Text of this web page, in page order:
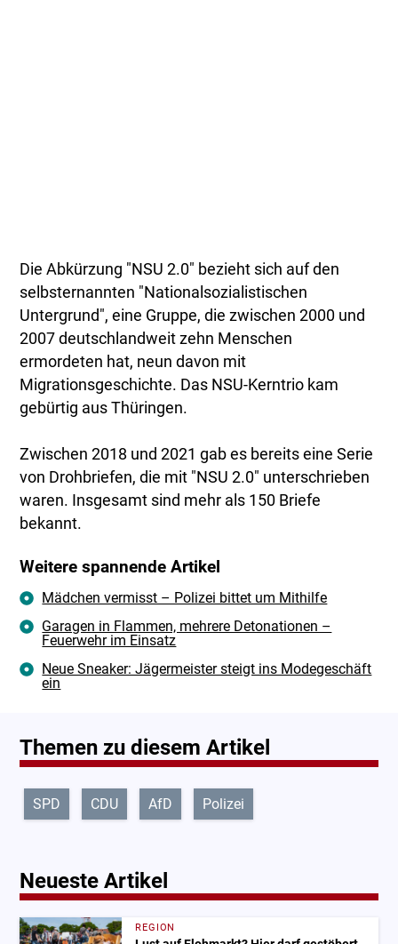
Die Abkürzung "NSU 2.0" bezieht sich auf den
selbsternannten "Nationalsozialistischen
Untergrund", eine Gruppe, die zwischen 2000 und
2007 deutschlandweit zehn Menschen
ermordeten hat, neun davon mit
Migrationsgeschichte. Das NSU-Kerntrio kam
gebürtig aus Thüringen.
Zwischen 2018 und 2021 gab es bereits eine Serie
von Drohbriefen, die mit "NSU 2.0" unterschrieben
waren. Insgesamt sind mehr als 150 Briefe
bekannt.
Weitere spannende Artikel
Mädchen vermisst – Polizei bittet um Mithilfe
Garagen in Flammen, mehrere Detonationen –
Feuerwehr im Einsatz
Neue Sneaker: Jägermeister steigt ins Modegeschäft
ein
Themen zu diesem Artikel
SPD CDU AfD Polizei
Neueste Artikel
REGION